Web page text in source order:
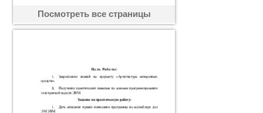
Посмотреть все страницы